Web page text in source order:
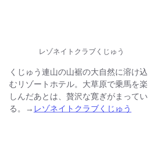
レゾネイトクラブくじゅう
くじゅう連山の山裾の大自然に溶け込
むリゾートホテル。大草原で乗馬を楽
しんだあとは、贅沢な寛ぎがまってい
る。→ レゾネイトクラブくじゅう